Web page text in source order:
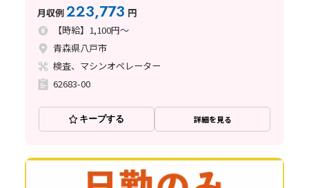
月収例223,773 円
【時給】1,100円～
青森県八戸市
検査、マシンオペレーター
62683-00
キープする 詳細を見る